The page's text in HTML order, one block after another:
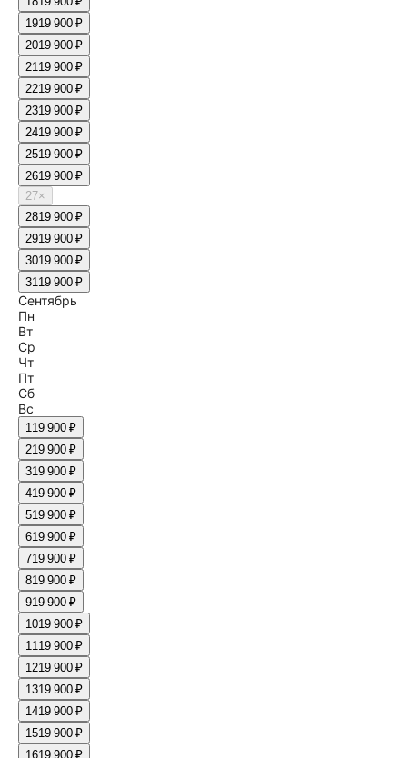
1919 900 ₽
2019 900 ₽
2119 900 ₽
2219 900 ₽
2319 900 ₽
2419 900 ₽
2519 900 ₽
2619 900 ₽
27×
2819 900 ₽
2919 900 ₽
3019 900 ₽
3119 900 ₽
Сентябрь
Пн
Вт
Ср
Чт
Пт
Сб
Вс
119 900 ₽
219 900 ₽
319 900 ₽
419 900 ₽
519 900 ₽
619 900 ₽
719 900 ₽
819 900 ₽
919 900 ₽
1019 900 ₽
1119 900 ₽
1219 900 ₽
1319 900 ₽
1419 900 ₽
1519 900 ₽
1619 900 ₽